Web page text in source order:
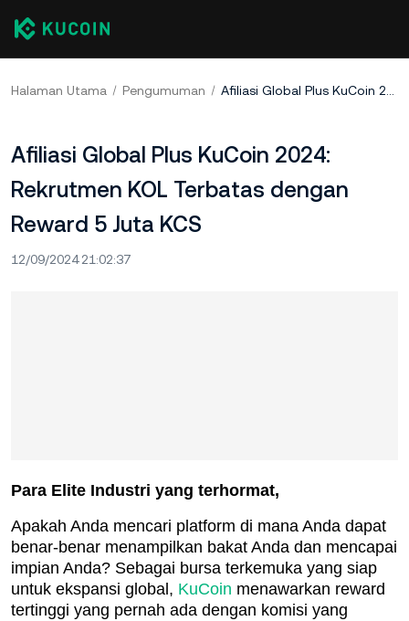
Halaman Utama Pengumuman Afiliasi Global Plus KuCoin 2024: Rekrutmen KOL Terbatas dengan Reward 5 Juta KCS
Afiliasi Global Plus KuCoin 2024:
Rekrutmen KOL Terbatas dengan
Reward 5 Juta KCS
12/09/2024 21:02:37
Para Elite Industri yang terhormat,
Apakah Anda mencari platform di mana Anda dapat
benar-benar menampilkan bakat Anda dan mencapai
impian Anda? Sebagai bursa terkemuka yang siap
untuk ekspansi global, KuCoin menawarkan reward
tertinggi yang pernah ada dengan komisi yang